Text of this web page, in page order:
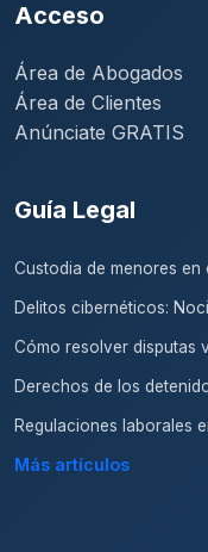
Acceso
Área de Abogados
Área de Clientes
Anúnciate GRATIS
Guía Legal
Custodia de menores en
Delitos cibernéticos:
Cómo resolver disputas
Derechos de los
Regulaciones laborales
Más artículos